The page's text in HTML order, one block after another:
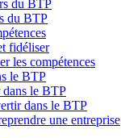
du BTP
du BTP
fidéliser
les compétences
le BTP
dans le BTP
dans le BTP
une entreprise